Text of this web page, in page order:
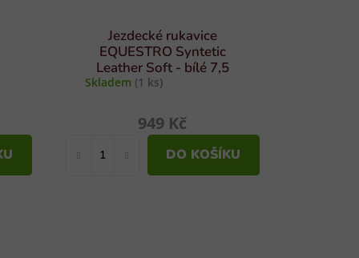
Jezdecké rukavice
EQUESTRO Syntetic
Leather Soft - bílé 7,5
Skladem (1 ks)
949 Kč
DO KOŠÍKU